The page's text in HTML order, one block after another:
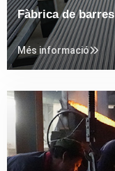
Fàbrica de barres
Més informació